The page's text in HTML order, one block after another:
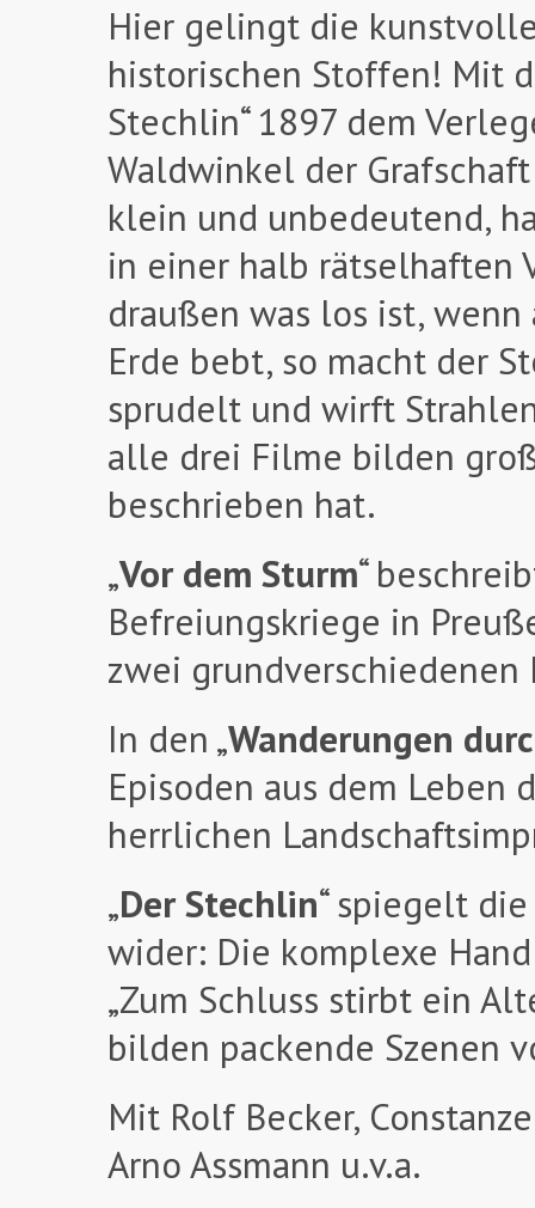
Hier gelingt die
historischen Stoffen! Mit
Stechlin“ 1897 dem
Waldwinkel der
klein und unbedeutend,
in einer halb rätselhaften
draußen was los ist,
Erde bebt, so macht der
sprudelt und wirft
alle drei Filme bilden
beschrieben hat.
„Vor dem Sturm“
Befreiungskriege in
zwei grundverschiedenen
In den „Wanderungen
Episoden aus dem Leben
herrlichen
„Der Stechlin“ spiegelt
wider: Die komplexe
„Zum Schluss stirbt ein
bilden packende Szenen
Mit Rolf Becker,
Arno Assmann u.v.a.